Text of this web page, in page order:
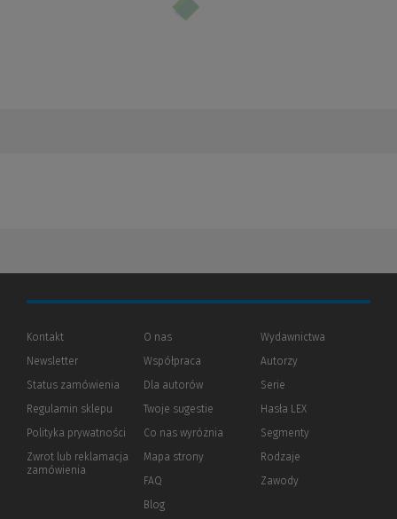
Kontakt
Newsletter
Status zamówienia
Regulamin sklepu
Polityka prywatności (Nowe
(Link
innej
Zwrot lub reklamacja
zamówienia
O nas
Współpraca
Dla autorów(Nowe
(Link
innej
Twoje sugestie
Co nas wyróżnia
Mapa strony
FAQ
Blog
Wydawnictwa
Autorzy
Serie
Hasła LEX
Segmenty
Rodzaje
Zawody